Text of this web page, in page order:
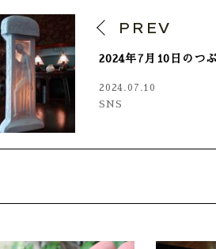
PREV
2024年7月10日のつ
2024.07.10
SNS